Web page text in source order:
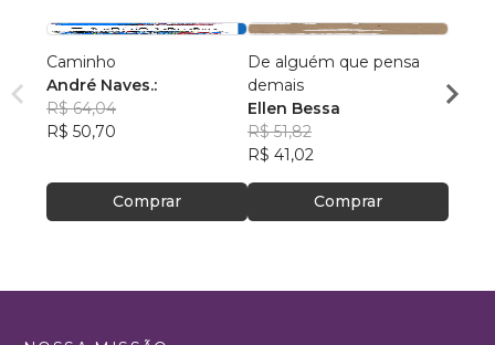
Caminho
André Naves.:
R$ 64,04
R$ 50,70
Comprar
De alguém que pensa
demais
Ellen Bessa
R$ 51,82
R$ 41,02
Comprar